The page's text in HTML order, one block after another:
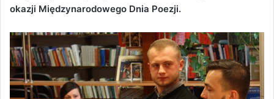
okazji Międzynarodowego Dnia Poezji.